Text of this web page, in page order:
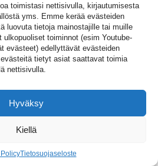
toimistasi nettisivulla, kirjautumisesta
yms. Emme kerää evästeiden
luovuta tietoja mainostajille tai muille
toiminnot (esim Youtube-
evästeet) edellyttävät evästeiden
tietyt asiat saattavat toimia
nettisivulla.
Hyväksy
Kiellä
Tietosuojaseloste